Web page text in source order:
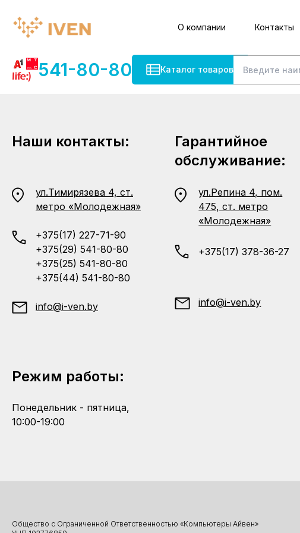
О компании Контакты
541-80-80 Каталог товаров
Наши контакты:
ул.Тимирязева 4, ст.
метро «Молодежная»
+375(17) 227-71-90
+375(29) 541-80-80
+375(25) 541-80-80
+375(44) 541-80-80
info@i-ven.by
Гарантийное
обслуживание:
ул.Репина 4, пом.
475, ст. метро
«Молодежная»
+375(17) 378-36-27
info@i-ven.by
Режим работы:
Понедельник - пятница,
10:00-19:00
Общество с Ограниченной Ответственностью «Компьютеры Айвен»